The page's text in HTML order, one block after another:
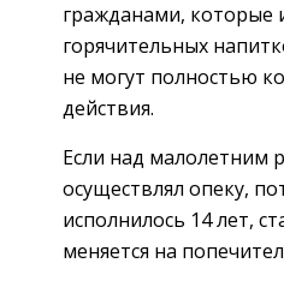
гражданами, которые
горячительных
не могут полностью
действия.
Если над малолетним
осуществлял опеку,
исполнилось 14 лет,
меняется на